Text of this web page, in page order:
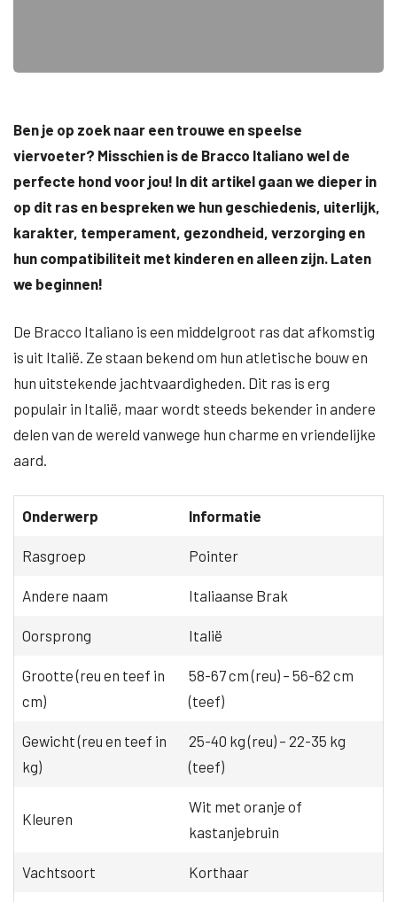
Ben je op zoek naar een trouwe en speelse
viervoeter? Misschien is de Bracco Italiano wel de
perfecte hond voor jou! In dit artikel gaan we dieper in
op dit ras en bespreken we hun geschiedenis, uiterlijk,
karakter, temperament, gezondheid, verzorging en
hun compatibiliteit met kinderen en alleen zijn. Laten
we beginnen!
De Bracco Italiano is een middelgroot ras dat afkomstig
is uit Italië. Ze staan bekend om hun atletische bouw en
hun uitstekende jachtvaardigheden. Dit ras is erg
populair in Italië, maar wordt steeds bekender in andere
delen van de wereld vanwege hun charme en vriendelijke
aard.
Onderwerp Informatie
Rasgroep Pointer
Andere naam Italiaanse Brak
Oorsprong Italië
Grootte (reu en teef in
cm)
58-67 cm (reu) – 56-62 cm
(teef)
Gewicht (reu en teef in
kg)
25-40 kg (reu) – 22-35 kg
(teef)
Kleuren
Wit met oranje of
kastanjebruin
Vachtsoort Korthaar